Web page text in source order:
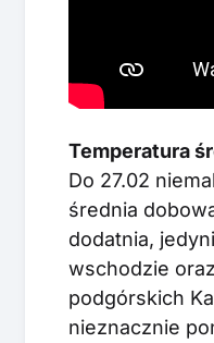
Temperatura
Do 27.02
średnia
dodatnia,
wschodzie
podgórskich
nieznacznie